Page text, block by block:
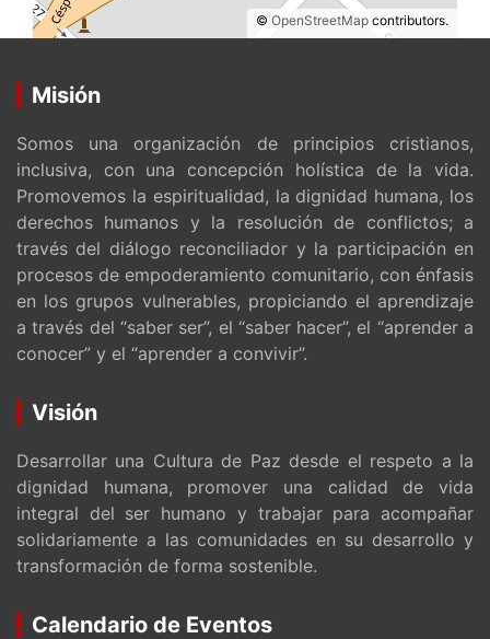
© OpenStreetMap contributors.
Misión
Somos una organización de principios cristianos,
inclusiva, con una concepción holística de la vida.
Promovemos la espiritualidad, la dignidad humana, los
derechos humanos y la resolución de conflictos; a
través del diálogo reconciliador y la participación en
procesos de empoderamiento comunitario, con énfasis
en los grupos vulnerables, propiciando el aprendizaje
a través del “saber ser”, el “saber hacer”, el “aprender a
conocer” y el “aprender a convivir”.
Visión
Desarrollar una Cultura de Paz desde el respeto a la
dignidad humana, promover una calidad de vida
integral del ser humano y trabajar para acompañar
solidariamente a las comunidades en su desarrollo y
transformación de forma sostenible.
Calendario de Eventos